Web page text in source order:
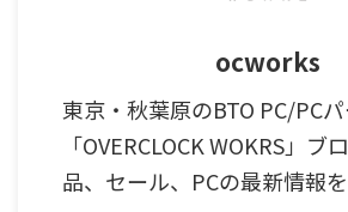
ocworks
東京・秋葉原のBTO PC/PC
「OVERCLOCK WOKRS」ブ
品、セール、PCの最新情報を